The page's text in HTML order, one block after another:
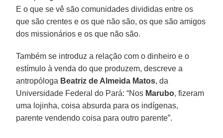
E o que se vê são comunidades divididas entre os
que são crentes e os que não são, os que são amigos
dos missionários e os que não são.
Também se introduz a relação com o dinheiro e o
estímulo à venda do que produzem, descreve a
antropóloga Beatriz de Almeida Matos, da
Universidade Federal do Pará: “Nos Marubo, fizeram
uma lojinha, coisa absurda para os indígenas,
parente vendendo coisa para outro parente”.